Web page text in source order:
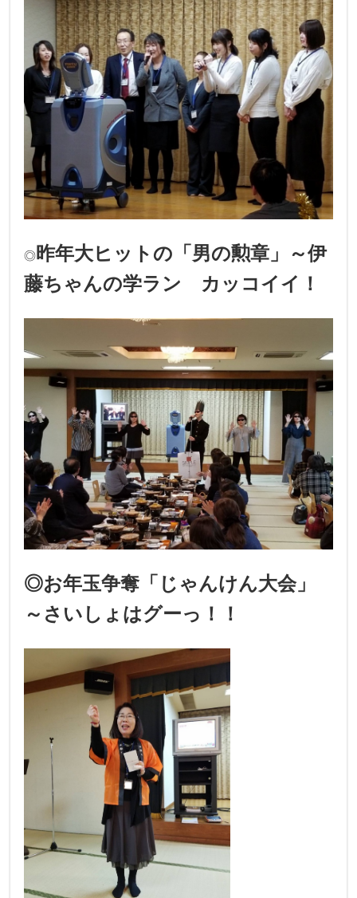
◎昨年大ヒットの「男の勲章」～伊
藤ちゃんの学ラン カッコイイ！
◎お年玉争奪「じゃんけん大会」
～さいしょはグーっ！！